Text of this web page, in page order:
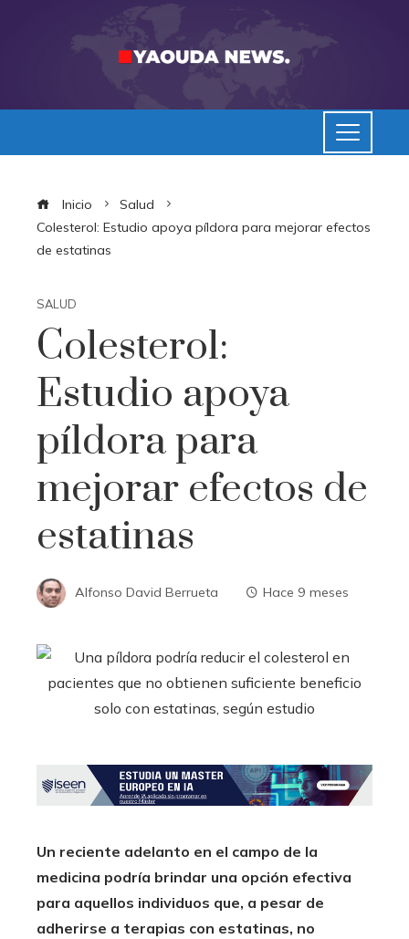
Inicio
Salud
Colesterol: Estudio apoya píldora para mejorar efectos
de estatinas
SALUD
Colesterol:
Estudio apoya
píldora para
mejorar efectos de
estatinas
Alfonso David Berrueta Hace 9 meses
Un reciente adelanto en el campo de la
medicina podría brindar una opción efectiva
para aquellos individuos que, a pesar de
adherirse a terapias con estatinas, no